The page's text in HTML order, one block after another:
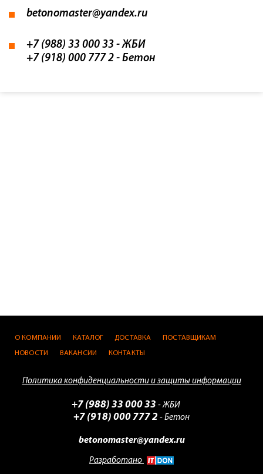
betonomaster@yandex.ru
+7 (988) 33 000 33 - ЖБИ
+7 (918) 000 777 2 - Бетон
О КОМПАНИИ КАТАЛОГ ДОСТАВКА
ПОСТАВЩИКАМ
НОВОСТИ
ВАКАНСИИ КОНТАКТЫ
Политика конфиденциальности и защиты информации
+7 (988) 33 000 33 - ЖБИ
+7 (918) 000 777 2 - Бетон
betonomaster@yandex.ru
Разработано